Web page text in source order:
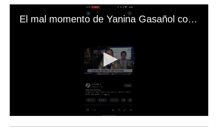
El mal momento de Yanina Gasañol con un hincha argentino en "Subrayado"
s